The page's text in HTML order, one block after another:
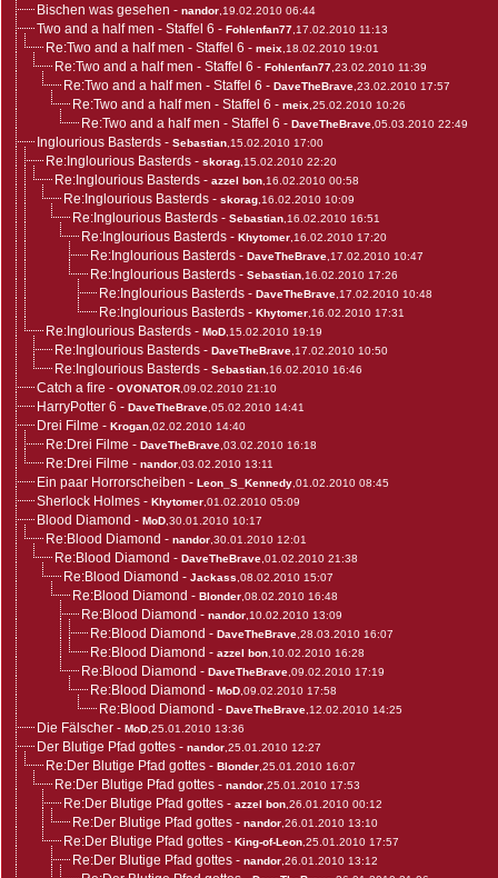
Bischen was gesehen - nandor ,19.02.2010 06:44
Two and a half men - Staffel 6 - Fohlenfan77 ,17.02.2010 11:13
Re:Two and a half men - Staffel 6 - meix ,18.02.2010 19:01
Re:Two and a half men - Staffel 6 - Fohlenfan77 ,23.02.2010 11:39
Re:Two and a half men - Staffel 6 - DaveTheBrave ,23.02.2010 17:57
Re:Two and a half men - Staffel 6 - meix ,25.02.2010 10:26
Re:Two and a half men - Staffel 6 - DaveTheBrave ,05.03.2010 22:49
Inglourious Basterds - Sebastian ,15.02.2010 17:00
Re:Inglourious Basterds - skorag ,15.02.2010 22:20
Re:Inglourious Basterds - azzel bon ,16.02.2010 00:58
Re:Inglourious Basterds - skorag ,16.02.2010 10:09
Re:Inglourious Basterds - Sebastian ,16.02.2010 16:51
Re:Inglourious Basterds - Khytomer ,16.02.2010 17:20
Re:Inglourious Basterds - DaveTheBrave ,17.02.2010 10:47
Re:Inglourious Basterds - Sebastian ,16.02.2010 17:26
Re:Inglourious Basterds - DaveTheBrave ,17.02.2010 10:48
Re:Inglourious Basterds - Khytomer ,16.02.2010 17:31
Re:Inglourious Basterds - MoD ,15.02.2010 19:19
Re:Inglourious Basterds - DaveTheBrave ,17.02.2010 10:50
Re:Inglourious Basterds - Sebastian ,16.02.2010 16:46
Catch a fire - OVONATOR ,09.02.2010 21:10
HarryPotter 6 - DaveTheBrave ,05.02.2010 14:41
Drei Filme - Krogan ,02.02.2010 14:40
Re:Drei Filme - DaveTheBrave ,03.02.2010 16:18
Re:Drei Filme - nandor ,03.02.2010 13:11
Ein paar Horrorscheiben - Leon_S_Kennedy ,01.02.2010 08:45
Sherlock Holmes - Khytomer ,01.02.2010 05:09
Blood Diamond - MoD ,30.01.2010 10:17
Re:Blood Diamond - nandor ,30.01.2010 12:01
Re:Blood Diamond - DaveTheBrave ,01.02.2010 21:38
Re:Blood Diamond - Jackass ,08.02.2010 15:07
Re:Blood Diamond - Blonder ,08.02.2010 16:48
Re:Blood Diamond - nandor ,10.02.2010 13:09
Re:Blood Diamond - DaveTheBrave ,28.03.2010 16:07
Re:Blood Diamond - azzel bon ,10.02.2010 16:28
Re:Blood Diamond - DaveTheBrave ,09.02.2010 17:19
Re:Blood Diamond - MoD ,09.02.2010 17:58
Re:Blood Diamond - DaveTheBrave ,12.02.2010 14:25
Die Fälscher - MoD ,25.01.2010 13:36
Der Blutige Pfad gottes - nandor ,25.01.2010 12:27
Re:Der Blutige Pfad gottes - Blonder ,25.01.2010 16:07
Re:Der Blutige Pfad gottes - nandor ,25.01.2010 17:53
Re:Der Blutige Pfad gottes - azzel bon ,26.01.2010 00:12
Re:Der Blutige Pfad gottes - nandor ,26.01.2010 13:10
Re:Der Blutige Pfad gottes - King-of-Leon ,25.01.2010 17:57
Re:Der Blutige Pfad gottes - nandor ,26.01.2010 13:12